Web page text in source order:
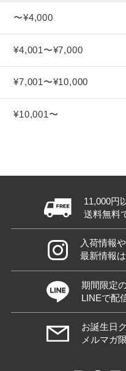
〜¥4,000
¥4,001〜¥7,000
¥7,001〜¥10,000
¥10,001〜
11,000円
送料無料
入荷情報
最新情報
期間限定
LINEで配
お誕生日
メルマガ